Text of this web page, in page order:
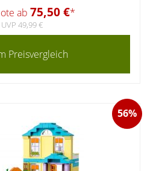
ab 75,50 €*
UVP 49,99 €
Preisvergleich
56%